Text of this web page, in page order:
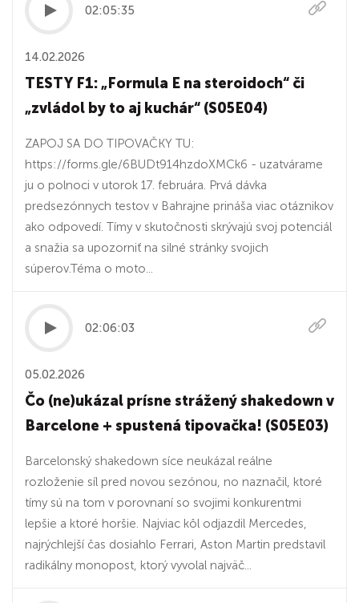
02:05:35
14.02.2026
TESTY F1: „Formula E na steroidoch“ či
„zvládol by to aj kuchár“ (S05E04)
ZAPOJ SA DO TIPOVAČKY TU:
https://forms.gle/6BUDt914hzdoXMCk6 - uzatvárame
ju o polnoci v utorok 17. februára. Prvá dávka
predsezónnych testov v Bahrajne prináša viac otáznikov
ako odpovedí. Tímy v skutočnosti skrývajú svoj potenciál
a snažia sa upozorniť na silné stránky svojich
súperov.Téma o moto...
02:06:03
05.02.2026
Čo (ne)ukázal prísne strážený shakedown v
Barcelone + spustená tipovačka! (S05E03)
Barcelonský shakedown síce neukázal reálne
rozloženie síl pred novou sezónou, no naznačil, ktoré
tímy sú na tom v porovnaní so svojimi konkurentmi
lepšie a ktoré horšie. Najviac kôl odjazdil Mercedes,
najrýchlejší čas dosiahlo Ferrari, Aston Martin predstavil
radikálny monopost, ktorý vyvolal najväč...